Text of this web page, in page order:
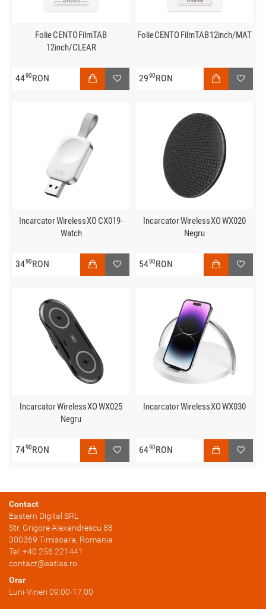
Folie CENTO FilmTAB
12inch/CLEAR
4490RON
Folie CENTO FilmTAB 12inch/MAT
2990RON
Incarcator Wireless XO CX019-
Watch
3490RON
Incarcator Wireless XO WX020
Negru
5490RON
Incarcator Wireless XO WX025
Negru
7490RON
Incarcator Wireless XO WX030
6490RON
Contact
Eastern Digital SRL
Str. Grigore Alexandrescu 88
300369 Timisoara, Romania
Tel: +40 256 221441
contact@eatlas.ro
Orar
Luni-Vineri 09:00-17:00